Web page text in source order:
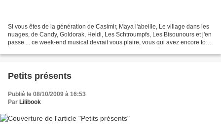
Si vous êtes de la génération de Casimir, Maya l'abeille, Le village dans les
nuages, de Candy, Goldorak, Heidi, Les Schtroumpfs, Les Bisounours et j'en
passe.... ce week-end musical devrait vous plaire, vous qui avez encore tout
Petits présents
Publié le 08/10/2009 à 16:53
Par Lilibook